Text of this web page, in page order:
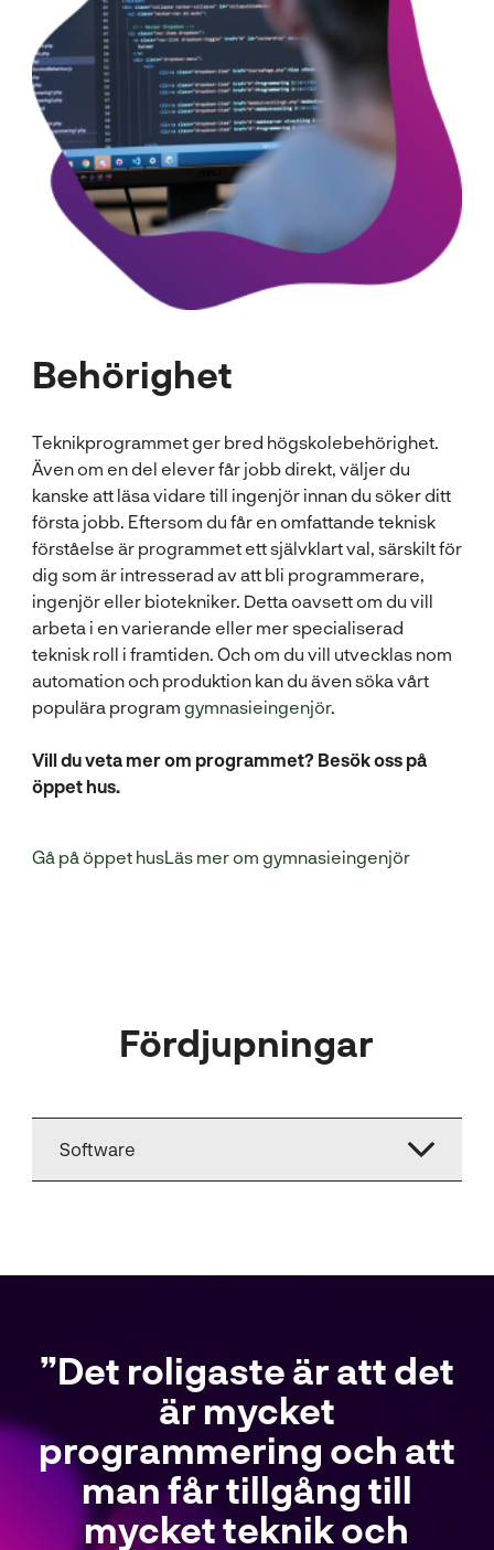
Behörighet
Teknikprogrammet ger bred högskolebehörighet.
Även om en del elever får jobb direkt, väljer du
kanske att läsa vidare till ingenjör innan du söker ditt
första jobb. Eftersom du får en omfattande teknisk
förståelse är programmet ett självklart val, särskilt för
dig som är intresserad av att bli programmerare,
ingenjör eller biotekniker. Detta oavsett om du vill
arbeta i en varierande eller mer specialiserad
teknisk roll i framtiden. Och om du vill utvecklas nom
automation och produktion kan du även söka vårt
populära program gymnasieingenjör.
Vill du veta mer om programmet? Besök oss på
öppet hus.
Gå på öppet husLäs mer om gymnasieingenjör
Fördjupningar
Software
Det roligaste är att det
är mycket
programmering och att
man får tillgång till
mycket teknik och